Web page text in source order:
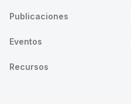
Publicaciones
Eventos
Recursos